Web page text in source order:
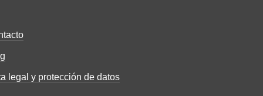
legal y protección de datos